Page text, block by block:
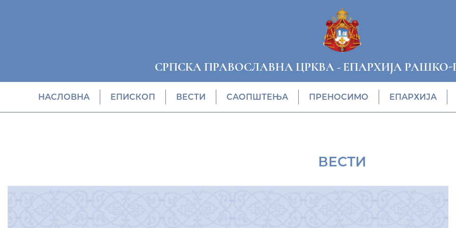
СРПСКА ПРАВОСЛАВНА ЦРКВА- ЕПАРХИЈА
НАСЛОВНА EПИСКОП ВЕСТИ САОПШТЕЊА ПРЕНОСИМО ЕПАРХИЈА
ВЕСТИ